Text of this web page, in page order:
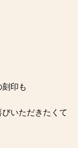
印も
いただきたくて